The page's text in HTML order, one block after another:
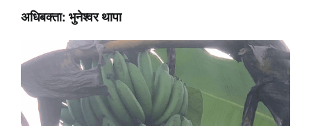
अधिबक्ता: भुनेश्वर थापा